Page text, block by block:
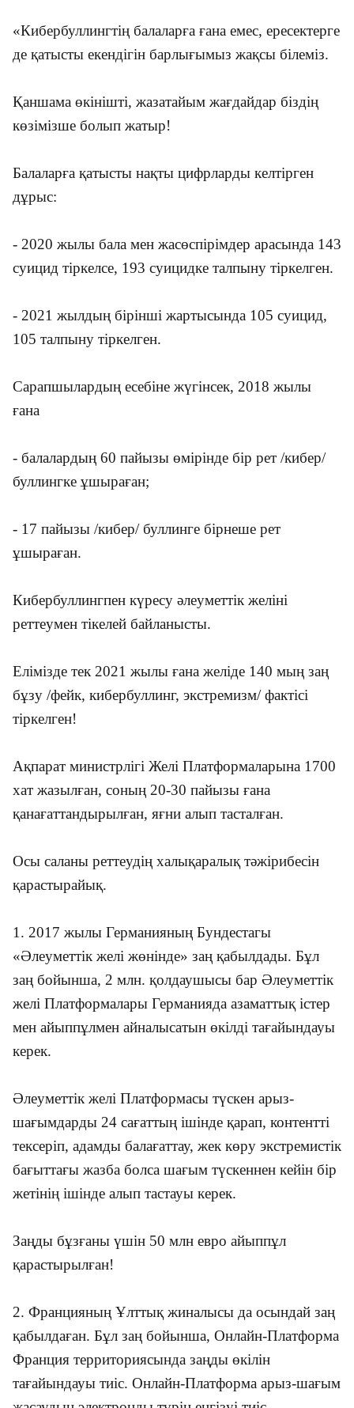
«Кибербуллингтің балаларға ғана емес, ересектерге
де қатысты екендігін барлығымыз жақсы білеміз.
Қаншама өкінішті, жазатайым жағдайдар біздің
көзімізше болып жатыр!
Балаларға қатысты нақты цифрларды келтірген
дұрыс:
- 2020 жылы бала мен жасөспірімдер арасында 143
суицид тіркелсе, 193 суицидке талпыну тіркелген.
- 2021 жылдың бірінші жартысында 105 суицид,
105 талпыну тіркелген.
Сарапшылардың есебіне жүгінсек, 2018 жылы
ғана
- балалардың 60 пайызы өмірінде бір рет /кибер/
буллингке ұшыраған;
- 17 пайызы /кибер/ буллинге бірнеше рет
ұшыраған.
Кибербуллингпен күресу әлеуметтік желіні
реттеумен тікелей байланысты.
Елімізде тек 2021 жылы ғана желіде 140 мың заң
бұзу /фейк, кибербуллинг, экстремизм/ фактісі
тіркелген!
Ақпарат министрлігі Желі Платформаларына 1700
хат жазылған, соның 20-30 пайызы ғана
қанағаттандырылған, яғни алып тасталған.
Осы саланы реттеудің халықаралық тәжірибесін
қарастырайық.
1. 2017 жылы Германияның Бундестагы
«Әлеуметтік желі жөнінде» заң қабылдады. Бұл
заң бойынша, 2 млн. қолдаушысы бар Әлеуметтік
желі Платформалары Германияда азаматтық істер
мен айыппұлмен айналысатын өкілді тағайындауы
керек.
Әлеуметтік желі Платформасы түскен арыз-
шағымдарды 24 сағаттың ішінде қарап, контентті
тексеріп, адамды балағаттау, жек көру экстремистік
бағыттағы жазба болса шағым түскеннен кейін бір
жетінің ішінде алып тастауы керек.
Заңды бұзғаны үшін 50 млн евро айыппұл
қарастырылған!
2. Францияның Ұлттық жиналысы да осындай заң
қабылдаған. Бұл заң бойынша, Онлайн-Платформа
Франция территориясында заңды өкілін
тағайындауы тиіс. Онлайн-Платформа арыз-шағым